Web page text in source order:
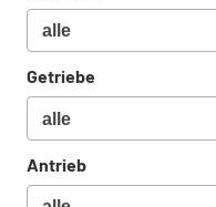
Getriebe
Antrieb